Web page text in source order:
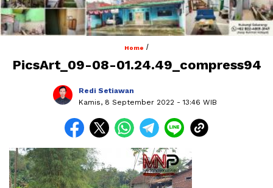
Home /
PicsArt_09-08-01.24.49_compress94
Redi Setiawan
Kamis, 8 September 2022 - 13:46 WIB